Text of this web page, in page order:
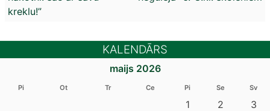
izvēlne
kreklu!”
KALENDĀRS
maijs 2026
Pi Ot Tr Ce Pi Se Sv
1 2
3